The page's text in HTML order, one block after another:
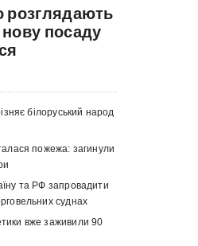
розглядають
посаду
білоруський народ
пожежа: загинули
та РФ запровадити
суднах
вже заживили 90